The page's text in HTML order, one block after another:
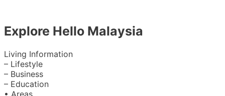
Explore Hello Malaysia
Living Information
– Lifestyle
– Business
– Education
• Areas